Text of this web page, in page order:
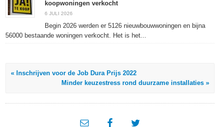
koopwoningen verkocht
6 JULI 2026
Begin 2026 werden er 5126 nieuwbouwwoningen en bijna
56000 bestaande woningen verkocht. Het is het...
« Inschrijven voor de Job Dura Prijs 2022
Minder keuzestress rond duurzame installaties »